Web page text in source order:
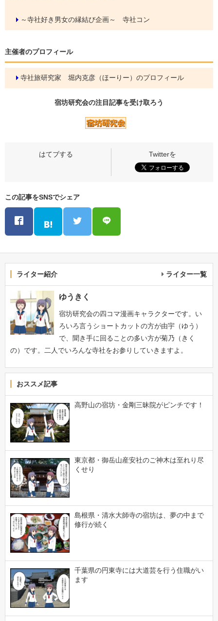
～寺社好き男女の縁結び企画～ 寺社コン
主催者のプロフィール
寺社旅研究家 堀内克彦（ほーりー）のプロフィール
宿坊研究会の注目記事を受け取ろう
この記事をSNSでシェア
ライター紹介 ライター一覧
ゆうきく
宿坊研究会の四コマ漫画キャラクターです。い
ろいろ言うショートカットの方が由宇（ゆう）
で、聞き手に回ることの多い方が菊乃（きく
の）です。二人でいろんな寺社をお参りしていきますよ。
おススメ記事
高野山の宿坊・金剛三昧院がピンチです！
東京都・御岳山産安社のご神木は至れり尽
くせり
島根県・清水大師寺の宿坊は、夢の中まで
修行が続く
千葉県の円東寺には大道芸を行う住職がい
ます